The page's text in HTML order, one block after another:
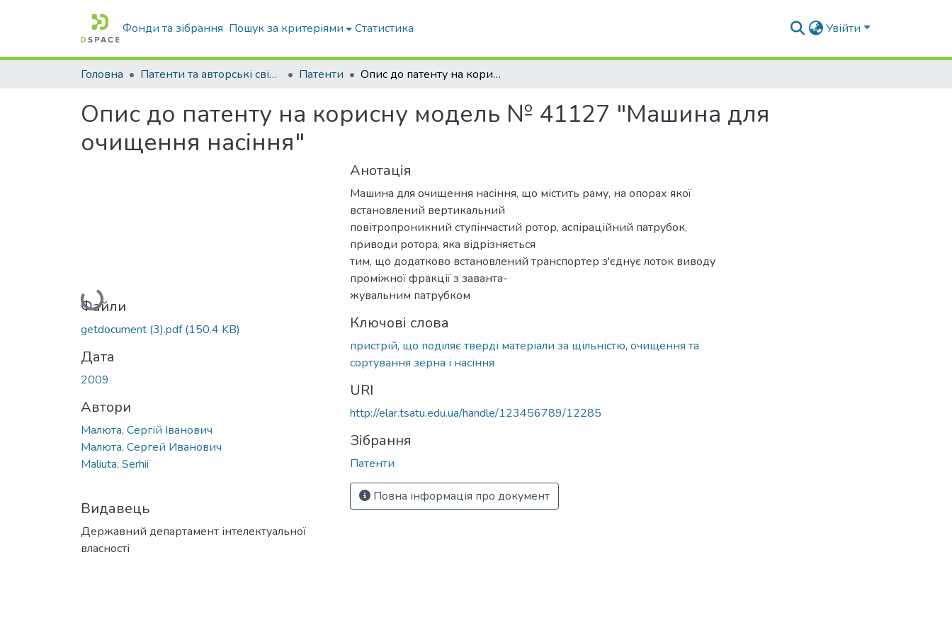
Фонди та зібрання Пошук за критеріями Статистика Увійти
Головна Патенти та авторські свідоцтва Патенти Опис до патенту на корисну модель № 41127 "Машина для очищення насіння"
Опис до патенту на корисну модель № 41127 "Машина для
очищення насіння"
Вантажиться...
Файли
getdocument (3).pdf(150.4 KB)
Дата
2009
Автори
Малюта, Сергій Іванович
Малюта, Сергей Иванович
Maliuta, Serhii
Видавець
Державний департамент інтелектуальної
власності
Анотація
Машина для очищення насіння, що містить раму, на опорах якої
встановлений вертикальний
повітропроникний ступінчастий ротор, аспіраційний патрубок,
приводи ротора, яка відрізняється
тим, що додатково встановлений транспортер з'єднує лоток виводу
проміжної фракції з заванта-
жувальним патрубком
Ключові слова
пристрій, що поділяє тверді матеріали за щільністю, очищення та
сортування зерна і насіння
URI
http://elar.tsatu.edu.ua/handle/123456789/12285
Зібрання
Патенти
Повна інформація про документ